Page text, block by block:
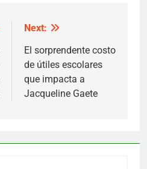
Next:
El sorprendente costo
de útiles escolares
que impacta a
Jacqueline Gaete